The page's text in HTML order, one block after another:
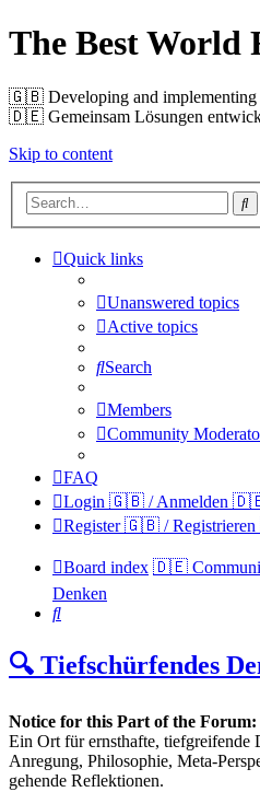
The Best World
🇬🇧️ Developing and implementing
🇩🇪️ Gemeinsam Lösungen
Skip to content
Quick links
Unanswered topics
Active topics
Search
Members
Community
FAQ
Login 🇬🇧 / Anmelden
Register 🇬🇧 /
Board index 🇩🇪
Denken
Search
🔍 Tiefschürfendes
Notice for this Part of the Forum:
Ein Ort für ernsthafte, tiefgreifende
Anregung, Philosophie, Meta-
gehende Reflektionen.